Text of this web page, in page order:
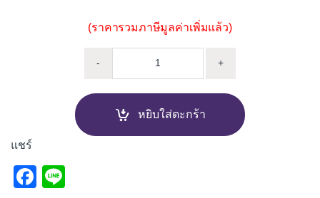
(ราคารวมภาษีมูลค่าเพิ่มแล้ว)
- +
หยิบใส่ตะกร้า
แชร์
F